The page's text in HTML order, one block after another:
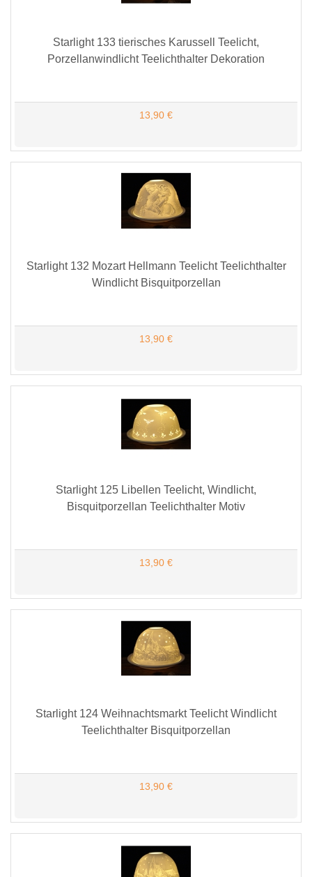
Starlight 133 tierisches Karussell Teelicht,
Porzellanwindlicht Teelichthalter Dekoration
13,90 €
Starlight 132 Mozart Hellmann Teelicht Teelichthalter
Windlicht Bisquitporzellan
13,90 €
Starlight 125 Libellen Teelicht, Windlicht,
Bisquitporzellan Teelichthalter Motiv
13,90 €
Starlight 124 Weihnachtsmarkt Teelicht Windlicht
Teelichthalter Bisquitporzellan
13,90 €